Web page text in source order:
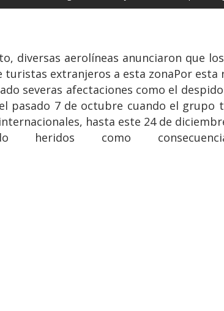
diversas aerolíneas anunciaron que
turistas extranjeros a esta zonaPor
severas afectaciones como el
pasado 7 de octubre cuando el
hasta este 24 de
heridos como